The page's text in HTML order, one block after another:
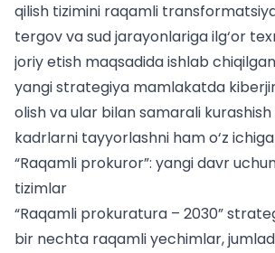
qilish tizimini raqamli
tergov va sud jarayonlariga ilg‘or
joriy etish maqsadida ishlab
yangi strategiya mamlakatda
olish va ular bilan samarali
kadrlarni tayyorlashni ham o‘z
“Raqamli prokuror”: yangi davr
tizimlar
“Raqamli prokuratura – 2030”
bir nechta raqamli yechimlar,